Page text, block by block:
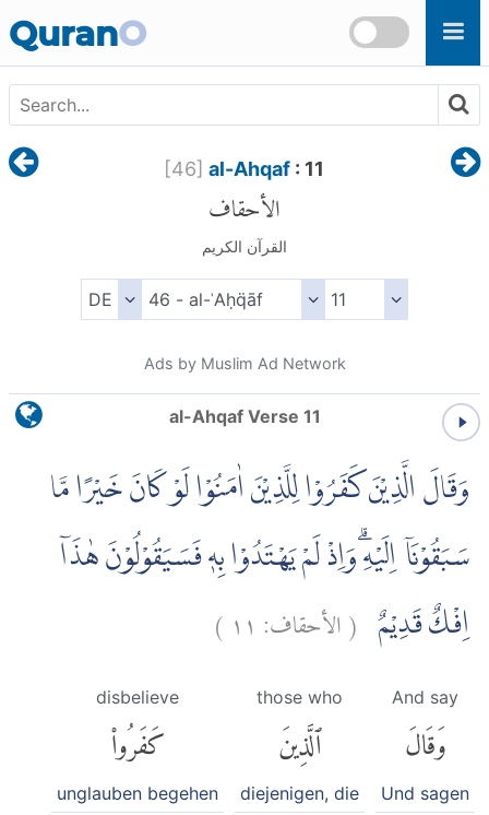
QuranO
[46] al-Ahqaf : 11
الأحقاف
القرآن الكريم
Ads by Muslim Ad Network
al-Ahqaf Verse 11
وَقَالَ الَّذِيْنَ كَفَرُوْا لِلَّذِيْنَ اٰمَنُوْا لَوْ كَانَ خَيْرًا مَّا
سَبَقُوْنَآ اِلَيْهِۗ وَاِذْ لَمْ يَهْتَدُوْا بِهٖ فَسَيَقُوْلُوْنَ هٰذَآ
اِفْكٌ قَدِيْمٌ (الأحقاف: ١١ )
And say
وَقَالَ
Und sagen
those who
ٱلَّذِينَ
diejenigen, die
disbelieve
كَفَرُوا۟
unglauben begehen